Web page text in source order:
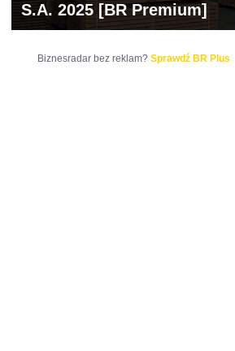
S.A. 2025 [BR Premium]
Biznesradar bez reklam? Sprawdź BR Plus